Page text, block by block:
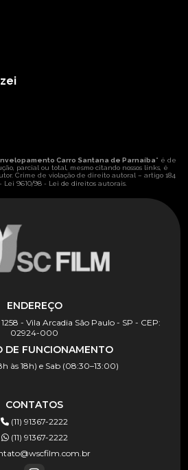
Carro Santana de Parnaíba" é de
parcial ou total, mesmo citando nossos links, é
Crime de violação de direito autoral – artigo 184
Lei 9610/98 - Lei de direitos autorais.
ENDEREÇO
- Vila Arcadia São Paulo - SP - CEP:
02924-000
DE FUNCIONAMENTO
às 18h) e Sab (08:30–13:00)
CONTATOS
(11) 91367-2222
(11) 91367-2222